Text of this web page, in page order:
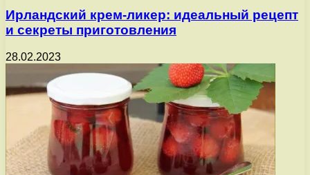
Ирландский крем-ликер: идеальный рецепт
и секреты приготовления
28.02.2023